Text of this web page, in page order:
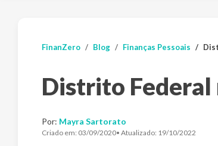
FinanZero Blog Finanças Pessoais
Distrito Federal
Por: Mayra Sartorato
Criado em: 03/09/2020• Atualizado: 19/10/2022